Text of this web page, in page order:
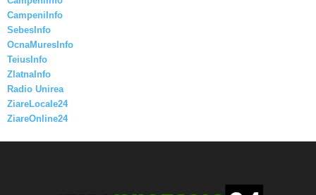
CampeniInfo
SebesInfo
OcnaMuresInfo
TeiusInfo
ZlatnaInfo
Radio Unirea
ZiareLocale24
ZiareOnline24